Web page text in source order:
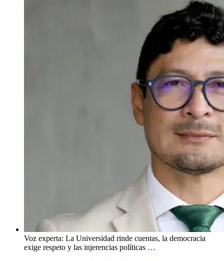
Voz experta: La Universidad rinde cuentas, la democracia
exige respeto y las injerencias políticas …